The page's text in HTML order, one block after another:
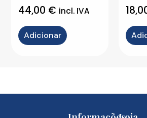
44,00 € incl. IVA
Adicionar